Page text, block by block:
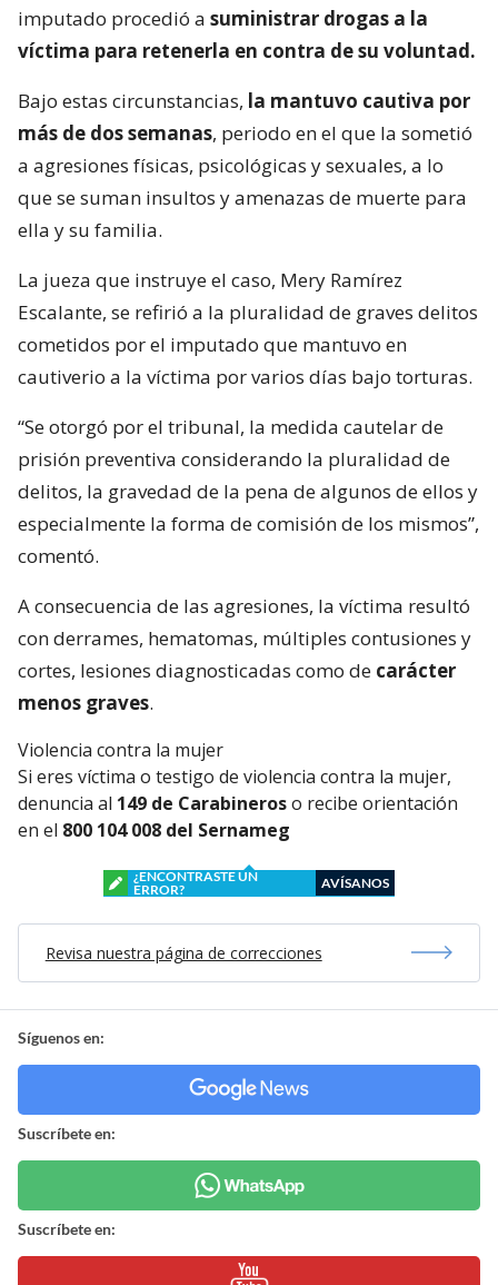
imputado procedió a suministrar drogas a la
víctima para retenerla en contra de su voluntad.
Bajo estas circunstancias, la mantuvo cautiva por
más de dos semanas, periodo en el que la sometió
a agresiones físicas, psicológicas y sexuales, a lo
que se suman insultos y amenazas de muerte para
ella y su familia.
La jueza que instruye el caso, Mery Ramírez
Escalante, se refirió a la pluralidad de graves delitos
cometidos por el imputado que mantuvo en
cautiverio a la víctima por varios días bajo torturas.
“Se otorgó por el tribunal, la medida cautelar de
prisión preventiva considerando la pluralidad de
delitos, la gravedad de la pena de algunos de ellos y
especialmente la forma de comisión de los mismos”,
comentó.
A consecuencia de las agresiones, la víctima resultó
con derrames, hematomas, múltiples contusiones y
cortes, lesiones diagnosticadas como de carácter
menos graves.
Violencia contra la mujer
Si eres víctima o testigo de violencia contra la mujer,
denuncia al 149 de Carabineroso recibe orientación
en el 800 104 008 del Sernameg
¿ENCONTRASTE UN
ERROR?
AVÍSANOS
Revisa nuestra página de correcciones
Síguenos en:
Suscríbete en:
Suscríbete en: